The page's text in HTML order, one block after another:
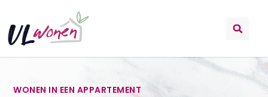
WONEN IN EEN APPARTEMENT